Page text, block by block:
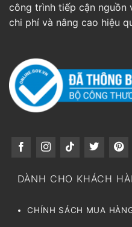
công trình tiếp cận nguồn
chi phí và nâng cao hiệu
DÀNH CHO KHÁCH
CHÍNH SÁCH MUA